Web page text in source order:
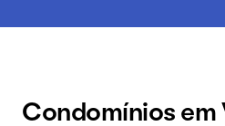
Condomínios em